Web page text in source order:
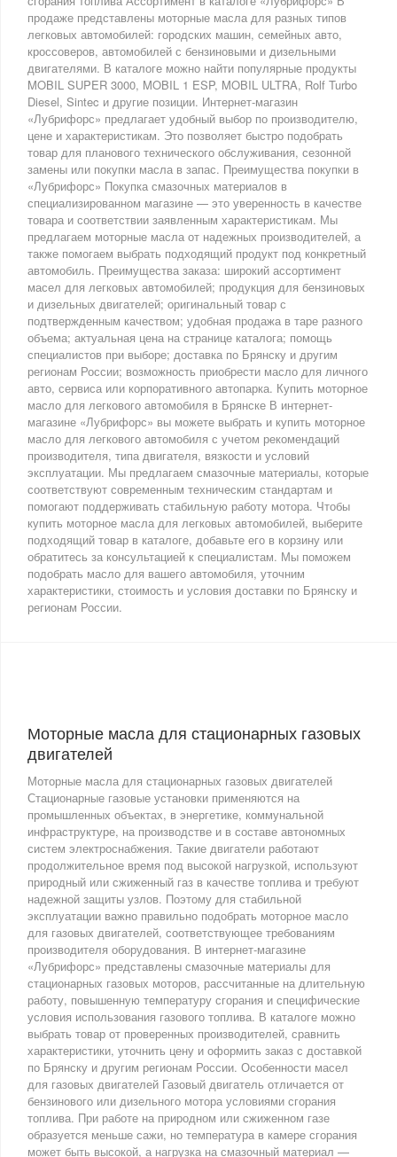
продаже представлены моторные масла для разных типов
легковых автомобилей: городских машин, семейных авто,
кроссоверов, автомобилей с бензиновыми и дизельными
двигателями. В каталоге можно найти популярные продукты
MOBIL SUPER 3000, MOBIL 1 ESP, MOBIL ULTRA, Rolf Turbo
Diesel, Sintec и другие позиции. Интернет-магазин
«Лубрифорс» предлагает удобный выбор по производителю,
цене и характеристикам. Это позволяет быстро подобрать
товар для планового технического обслуживания, сезонной
замены или покупки масла в запас. Преимущества покупки в
«Лубрифорс» Покупка смазочных материалов в
специализированном магазине — это уверенность в качестве
товара и соответствии заявленным характеристикам. Мы
предлагаем моторные масла от надежных производителей, а
также помогаем выбрать подходящий продукт под конкретный
автомобиль. Преимущества заказа: широкий ассортимент
масел для легковых автомобилей; продукция для бензиновых
и дизельных двигателей; оригинальный товар с
подтвержденным качеством; удобная продажа в таре разного
объема; актуальная цена на странице каталога; помощь
специалистов при выборе; доставка по Брянску и другим
регионам России; возможность приобрести масло для личного
авто, сервиса или корпоративного автопарка. Купить моторное
масло для легкового автомобиля в Брянске В интернет-
магазине «Лубрифорс» вы можете выбрать и купить моторное
масло для легкового автомобиля с учетом рекомендаций
производителя, типа двигателя, вязкости и условий
эксплуатации. Мы предлагаем смазочные материалы, которые
соответствуют современным техническим стандартам и
помогают поддерживать стабильную работу мотора. Чтобы
купить моторное масла для легковых автомобилей, выберите
подходящий товар в каталоге, добавьте его в корзину или
обратитесь за консультацией к специалистам. Мы поможем
подобрать масло для вашего автомобиля, уточним
характеристики, стоимость и условия доставки по Брянску и
регионам России.
Моторные масла для стационарных газовых
двигателей
Моторные масла для стационарных газовых двигателей
Стационарные газовые установки применяются на
промышленных объектах, в энергетике, коммунальной
инфраструктуре, на производстве и в составе автономных
систем электроснабжения. Такие двигатели работают
продолжительное время под высокой нагрузкой, используют
природный или сжиженный газ в качестве топлива и требуют
надежной защиты узлов. Поэтому для стабильной
эксплуатации важно правильно подобрать моторное масло
для газовых двигателей, соответствующее требованиям
производителя оборудования. В интернет-магазине
«Лубрифорс» представлены смазочные материалы для
стационарных газовых моторов, рассчитанные на длительную
работу, повышенную температуру сгорания и специфические
условия использования газового топлива. В каталоге можно
выбрать товар от проверенных производителей, сравнить
характеристики, уточнить цену и оформить заказ с доставкой
по Брянску и другим регионам России. Особенности масел
для газовых двигателей Газовый двигатель отличается от
бензинового или дизельного мотора условиями сгорания
топлива. При работе на природном или сжиженном газе
образуется меньше сажи, но температура в камере сгорания
может быть высокой, а нагрузка на смазочный материал —